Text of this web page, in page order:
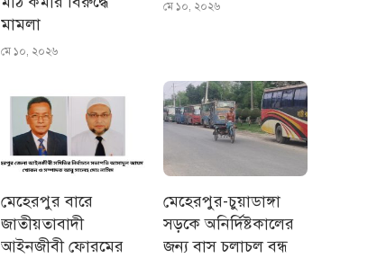
মামলা
মে ১০, ২০২৬
মে ১০, ২০২৬
মেহেরপুর বারে
জাতীয়তাবাদী
আইনজীবী ফোরমের
মেহেরপুর-চুয়াডাঙ্গা
সড়কে অনির্দিষ্টকালের
জন্য বাস চলাচল বন্ধ